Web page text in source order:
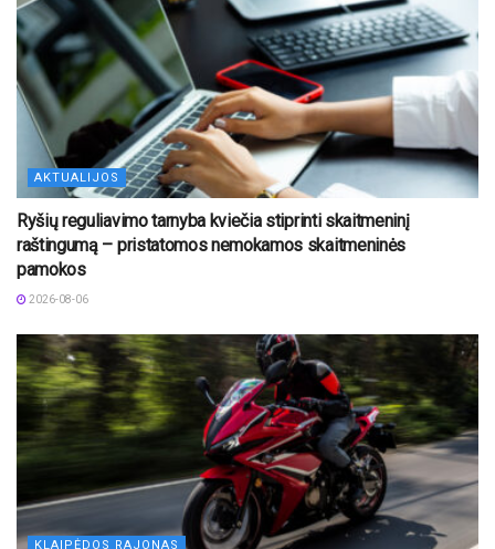
AKTUALIJOS
Ryšių reguliavimo tarnyba kviečia stiprinti skaitmeninį
raštingumą – pristatomos nemokamos skaitmeninės
pamokos
2026-08-06
KLAIPĖDOS RAJONAS